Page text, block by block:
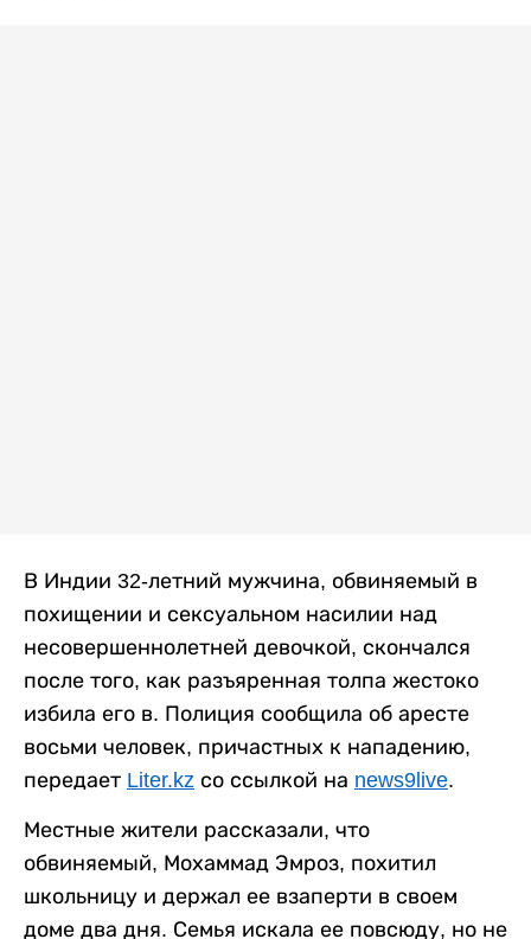
В Индии 32-летний мужчина, обвиняемый в
похищении и сексуальном насилии над
несовершеннолетней девочкой, скончался
после того, как разъяренная толпа жестоко
избила его в. Полиция сообщила об аресте
восьми человек, причастных к нападению,
передает Liter.kz со ссылкой на news9live.
Местные жители рассказали, что
обвиняемый, Мохаммад Эмроз, похитил
школьницу и держал ее взаперти в своем
доме два дня. Семья искала ее повсюду, но не